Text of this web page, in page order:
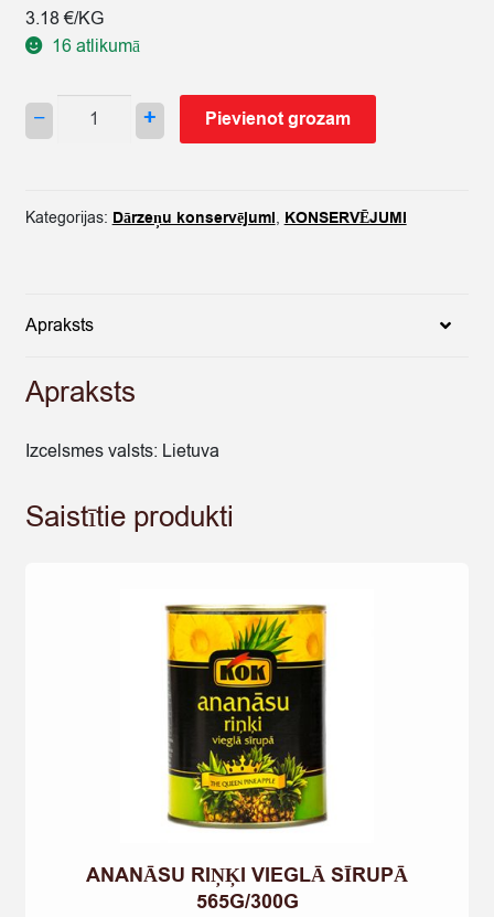
3.18 €/KG
16 atlikumā
−
KOK
KĀP.)
+ Pievienot grozam
Kategorijas: Dārzeņu konservējumi, KONSERVĒJUMI
Apraksts
Apraksts
Izcelsmes valsts: Lietuva
Saistītie produkti
ANANĀSU RIŅĶI VIEGLĀ SĪRUPĀ
565G/300G